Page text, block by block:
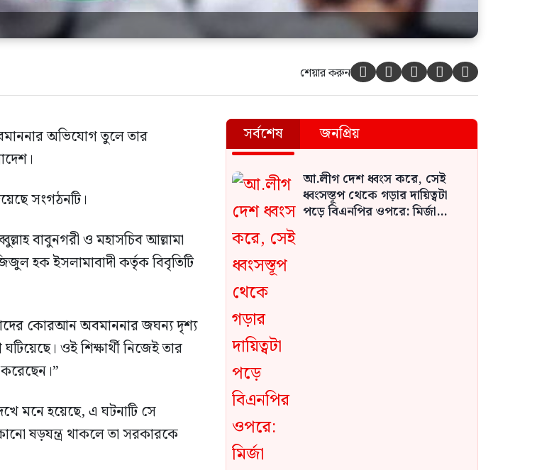
শেয়ার করুন     
অভিযোগ তুলে তার
সংগঠনটি।
বাবুনগরী ও মহাসচিব আল্লামা
হক ইসলামাবাদী কর্তৃক বিবৃতিটি
রাদের কোরআন অবমাননার জঘন্য দৃশ্য
ওই শিক্ষার্থী নিজেই তার
মনে হয়েছে, এ ঘটনাটি সে
ষড়যন্ত্র থাকলে তা সরকারকে
সর্বশেষ জনপ্রিয়
আ.লীগ দেশ ধ্বংস করে, সেই
ধ্বংসস্তূপ থেকে গড়ার দায়িত্বটা
পড়ে বিএনপির ওপরে: মির্জা